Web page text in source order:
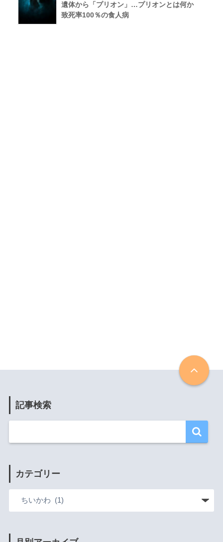
遺体から「プリオン」…プリオンとは何か
致死率100％の食人病
記事検索
カテゴリー